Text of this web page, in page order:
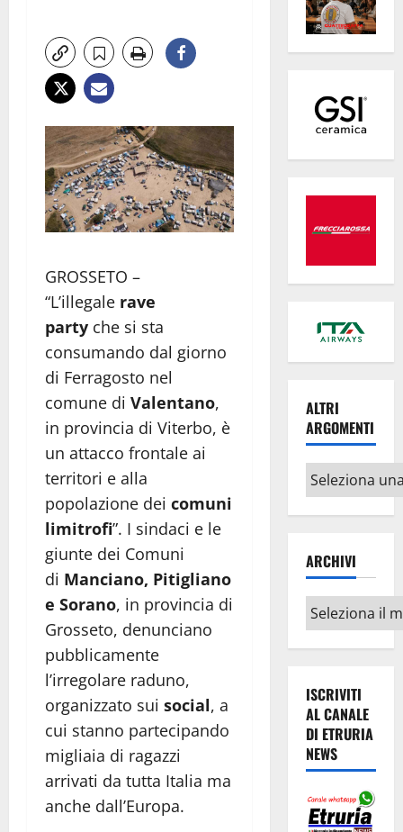
GROSSETO –
“L’illegale rave
party che si sta
consumando dal giorno
di Ferragosto nel
comune di Valentano,
in provincia di Viterbo, è
un attacco frontale ai
territori e alla
popolazione dei comuni
limitrofi”. I sindaci e le
giunte dei Comuni
di Manciano, Pitigliano
e Sorano, in provincia di
Grosseto, denunciano
pubblicamente
l’irregolare raduno,
organizzato sui social, a
cui stanno partecipando
migliaia di ragazzi
arrivati da tutta Italia ma
anche dall’Europa.
ALTRI
ARGOMENTI
Altri
argomenti
ARCHIVI
Archivi
ISCRIVITI
AL CANALE
DI ETRURIA
NEWS